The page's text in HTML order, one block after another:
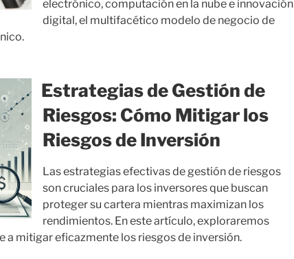
electrónico, computación en la nube e innovación
digital, el multifacético modelo de negocio de
Estrategias de Gestión de
Riesgos: Cómo Mitigar los
Riesgos de Inversión
Las estrategias efectivas de gestión de riesgos
son cruciales para los inversores que buscan
proteger su cartera mientras maximizan los
rendimientos. En este artículo, exploraremos
a mitigar eficazmente los riesgos de inversión.